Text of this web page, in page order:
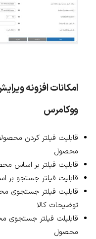
امکانات افزونه
ووکامرس
قابلیت فیلتر کردن
محصول
قابلیت فیلتر بر اساس
قابلیت فیلتر جستجو
قابلیت فیلتر جستجوی
توضیحات کالا
قابلیلت فیلتر جستجوی
محصول